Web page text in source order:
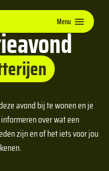
Menu
avond bij te wonen en je
over wat een
zijn en of het iets voor jou